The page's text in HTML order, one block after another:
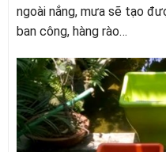
ngoài nắng, mưa sẽ tạo
ban công, hàng rào…